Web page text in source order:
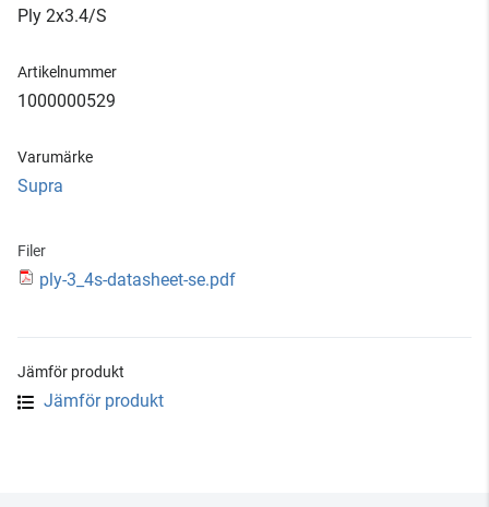
Ply 2x3.4/S
Artikelnummer
1000000529
Varumärke
Supra
Filer
ply-3_4s-datasheet-se.pdf
Jämför produkt
Jämför produkt